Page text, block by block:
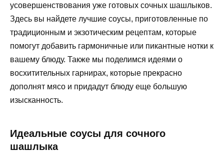
усовершенствования уже готовых сочных шашлыков.
Здесь вы найдете лучшие соусы, приготовленные по
традиционным и экзотическим рецептам, которые
помогут добавить гармоничные или пикантные нотки к
вашему блюду. Также мы поделимся идеями о
восхитительных гарнирах, которые прекрасно
дополнят мясо и придадут блюду еще большую
изысканность.
Идеальные соусы для сочного
шашлыка